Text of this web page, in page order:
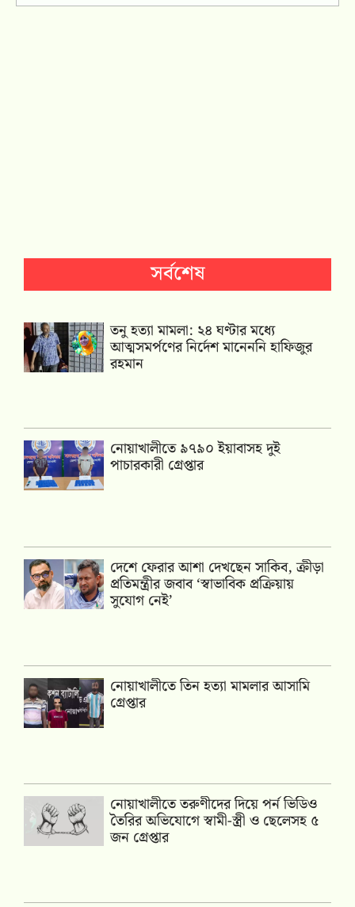
সর্বশেষ
তনু হত্যা মামলা: ২৪ ঘণ্টার মধ্যে
আত্মসমর্পণের নির্দেশ মানেননি হাফিজুর
রহমান
নোয়াখালীতে ৯৭৯০ ইয়াবাসহ দুই
পাচারকারী গ্রেপ্তার
দেশে ফেরার আশা দেখছেন সাকিব, ক্রীড়া
প্রতিমন্ত্রীর জবাব ‘স্বাভাবিক প্রক্রিয়ায়
সুযোগ নেই’
নোয়াখালীতে তিন হত্যা মামলার আসামি
গ্রেপ্তার
নোয়াখালীতে তরুণীদের দিয়ে পর্ন ভিডিও
তৈরির অভিযোগে স্বামী-স্ত্রী ও ছেলেসহ ৫
জন গ্রেপ্তার